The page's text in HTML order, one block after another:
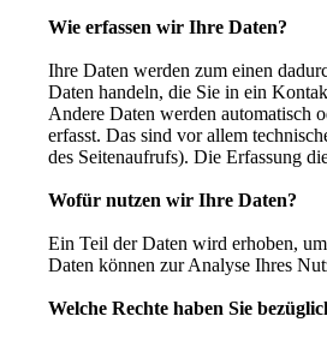
Wie erfassen wir Ihre Daten?
Ihre Daten werden zum einen
Daten handeln, die Sie in ein
Andere Daten werden automatisch
erfasst. Das sind vor allem
des Seitenaufrufs). Die Erfassung
Wofür nutzen wir Ihre Daten?
Ein Teil der Daten wird erhoben,
Daten können zur Analyse Ihres
Welche Rechte haben Sie